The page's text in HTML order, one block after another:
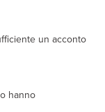
un acconto
hanno